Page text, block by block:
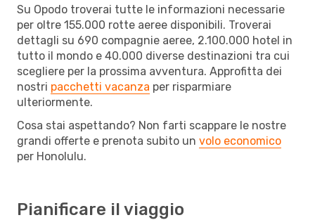
Su Opodo troverai tutte le informazioni necessarie
per oltre 155.000 rotte aeree disponibili. Troverai
dettagli su 690 compagnie aeree, 2.100.000 hotel in
tutto il mondo e 40.000 diverse destinazioni tra cui
scegliere per la prossima avventura. Approfitta dei
nostri pacchetti vacanza per risparmiare
ulteriormente.
Cosa stai aspettando? Non farti scappare le nostre
grandi offerte e prenota subito un volo economico
per Honolulu.
Pianificare il viaggio